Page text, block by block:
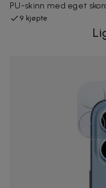
PU-skinn med eget
9 kjøpte